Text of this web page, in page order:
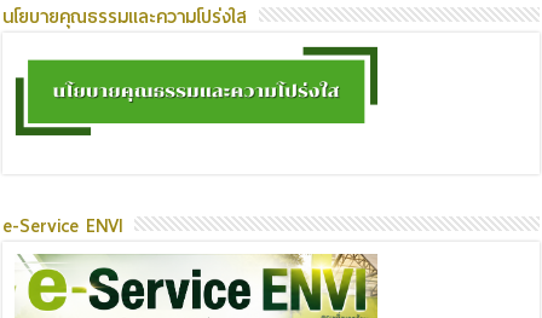
นโยบายคุณธรรมและความโปร่งใส
e-Service ENVI